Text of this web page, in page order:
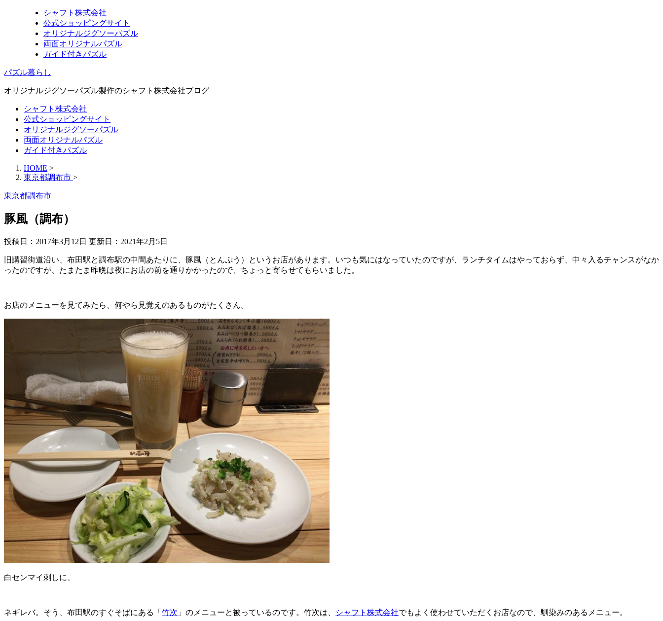
シャフト株式会社
公式ショッピングサイト
オリジナルジグソーパズル
両面オリジナルパズル
ガイド付きパズル
パズル暮らし
オリジナルジグソーパズル製作のシャフト株式会社ブログ
シャフト株式会社
公式ショッピングサイト
オリジナルジグソーパズル
両面オリジナルパズル
ガイド付きパズル
HOME >
東京都調布市 >
東京都調布市
豚風（調布）
投稿日：2017年3月12日 更新日： 2021年2月5日
旧講習街道沿い、布田駅と調布駅の中間あたりに、豚風（とんぷう）というお店があります。いつも気にはなっていたのですが、ランチタイムはやっておらず、中々入るチャンスがなか
ったのですが、たまたま昨晩は夜にお店の前を通りかかったので、ちょっと寄らせてもらいました。
お店のメニューを見てみたら、何やら見覚えのあるものがたくさん。
白センマイ刺しに、
ネギレバ。そう、布田駅のすぐそばにある「 竹次 」のメニューと被っているのです。竹次は、 シャフト株式会社でもよく使わせていただくお店なので、馴染みのあるメニュー。